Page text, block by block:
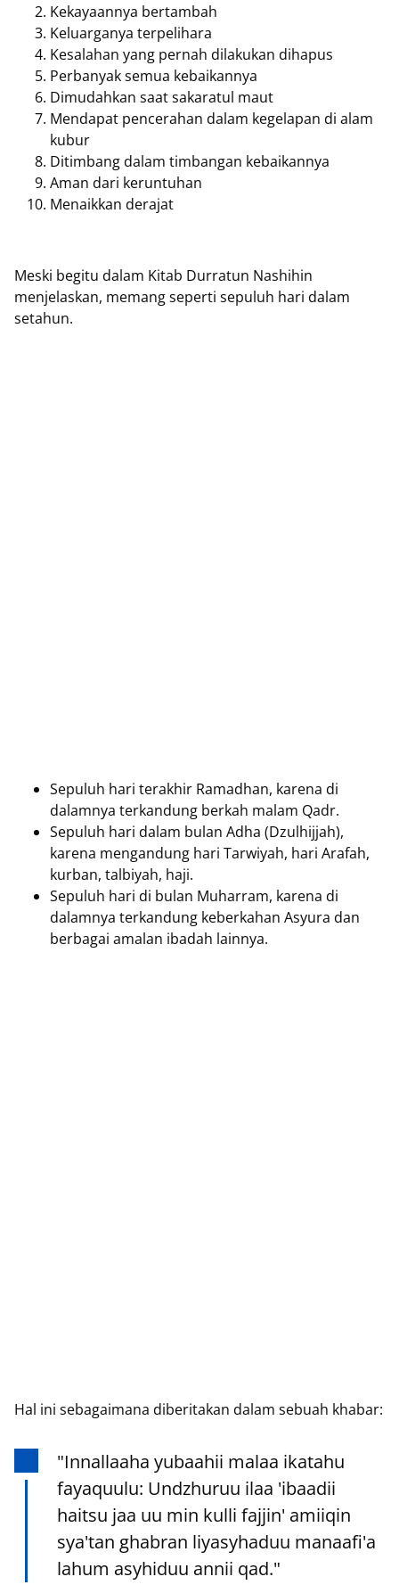
Kekayaannya bertambah
Keluarganya terpelihara
Kesalahan yang pernah dilakukan dihapus
Perbanyak semua kebaikannya
Dimudahkan saat sakaratul maut
Mendapat pencerahan dalam kegelapan di alam
kubur
Ditimbang dalam timbangan kebaikannya
Aman dari keruntuhan
Menaikkan derajat
Meski begitu dalam Kitab Durratun Nashihin
menjelaskan, memang seperti sepuluh hari dalam
setahun.
Sepuluh hari terakhir Ramadhan, karena di
dalamnya terkandung berkah malam Qadr.
Sepuluh hari dalam bulan Adha (Dzulhijjah),
karena mengandung hari Tarwiyah, hari Arafah,
kurban, talbiyah, haji.
Sepuluh hari di bulan Muharram, karena di
dalamnya terkandung keberkahan Asyura dan
berbagai amalan ibadah lainnya.
Hal ini sebagaimana diberitakan dalam sebuah khabar:
"Innallaaha yubaahii malaa ikatahu
fayaquulu: Undzhuruu ilaa 'ibaadii
haitsu jaa uu min kulli fajjin' amiiqin
sya'tan ghabran liyasyhaduu manaafi'a
lahum asyhiduu annii qad."